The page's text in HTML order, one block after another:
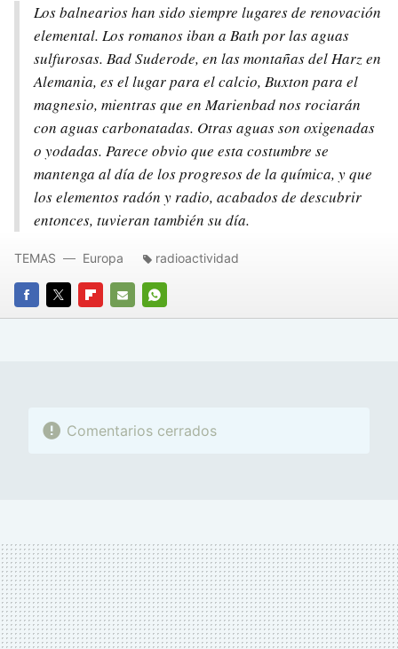
Los balnearios han sido siempre lugares de renovación
elemental. Los romanos iban a Bath por las aguas
sulfurosas. Bad Suderode, en las montañas del Harz en
Alemania, es el lugar para el calcio, Buxton para el
magnesio, mientras que en Marienbad nos rociarán
con aguas carbonatadas. Otras aguas son oxigenadas
o yodadas. Parece obvio que esta costumbre se
mantenga al día de los progresos de la química, y que
los elementos radón y radio, acabados de descubrir
entonces, tuvieran también su día.
FACEBOOK
TWITTERFLIPBOARD
E-
WHATSAPP
TEMAS Europa radioactividad
Comentarios cerrados